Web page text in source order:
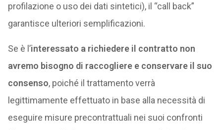
profilazione o uso dei dati sintetici), il “call back”
garantisce ulteriori semplificazioni.
Se è l’interessato a richiedere il contratto non
avremo bisogno di raccogliere e conservare il suo
consenso, poiché il trattamento verrà
legittimamente effettuato in base alla necessità di
eseguire misure precontrattuali nei suoi confronti